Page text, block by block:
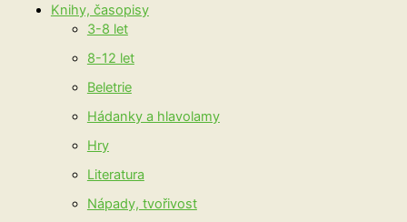
Knihy, časopisy
3-8 let
8-12 let
Beletrie
Hádanky a hlavolamy
Hry
Literatura
Nápady, tvořivost